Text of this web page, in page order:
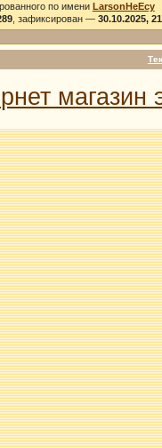
по имени LarsonHeEcy
, зафиксирован — 30.10.2025,